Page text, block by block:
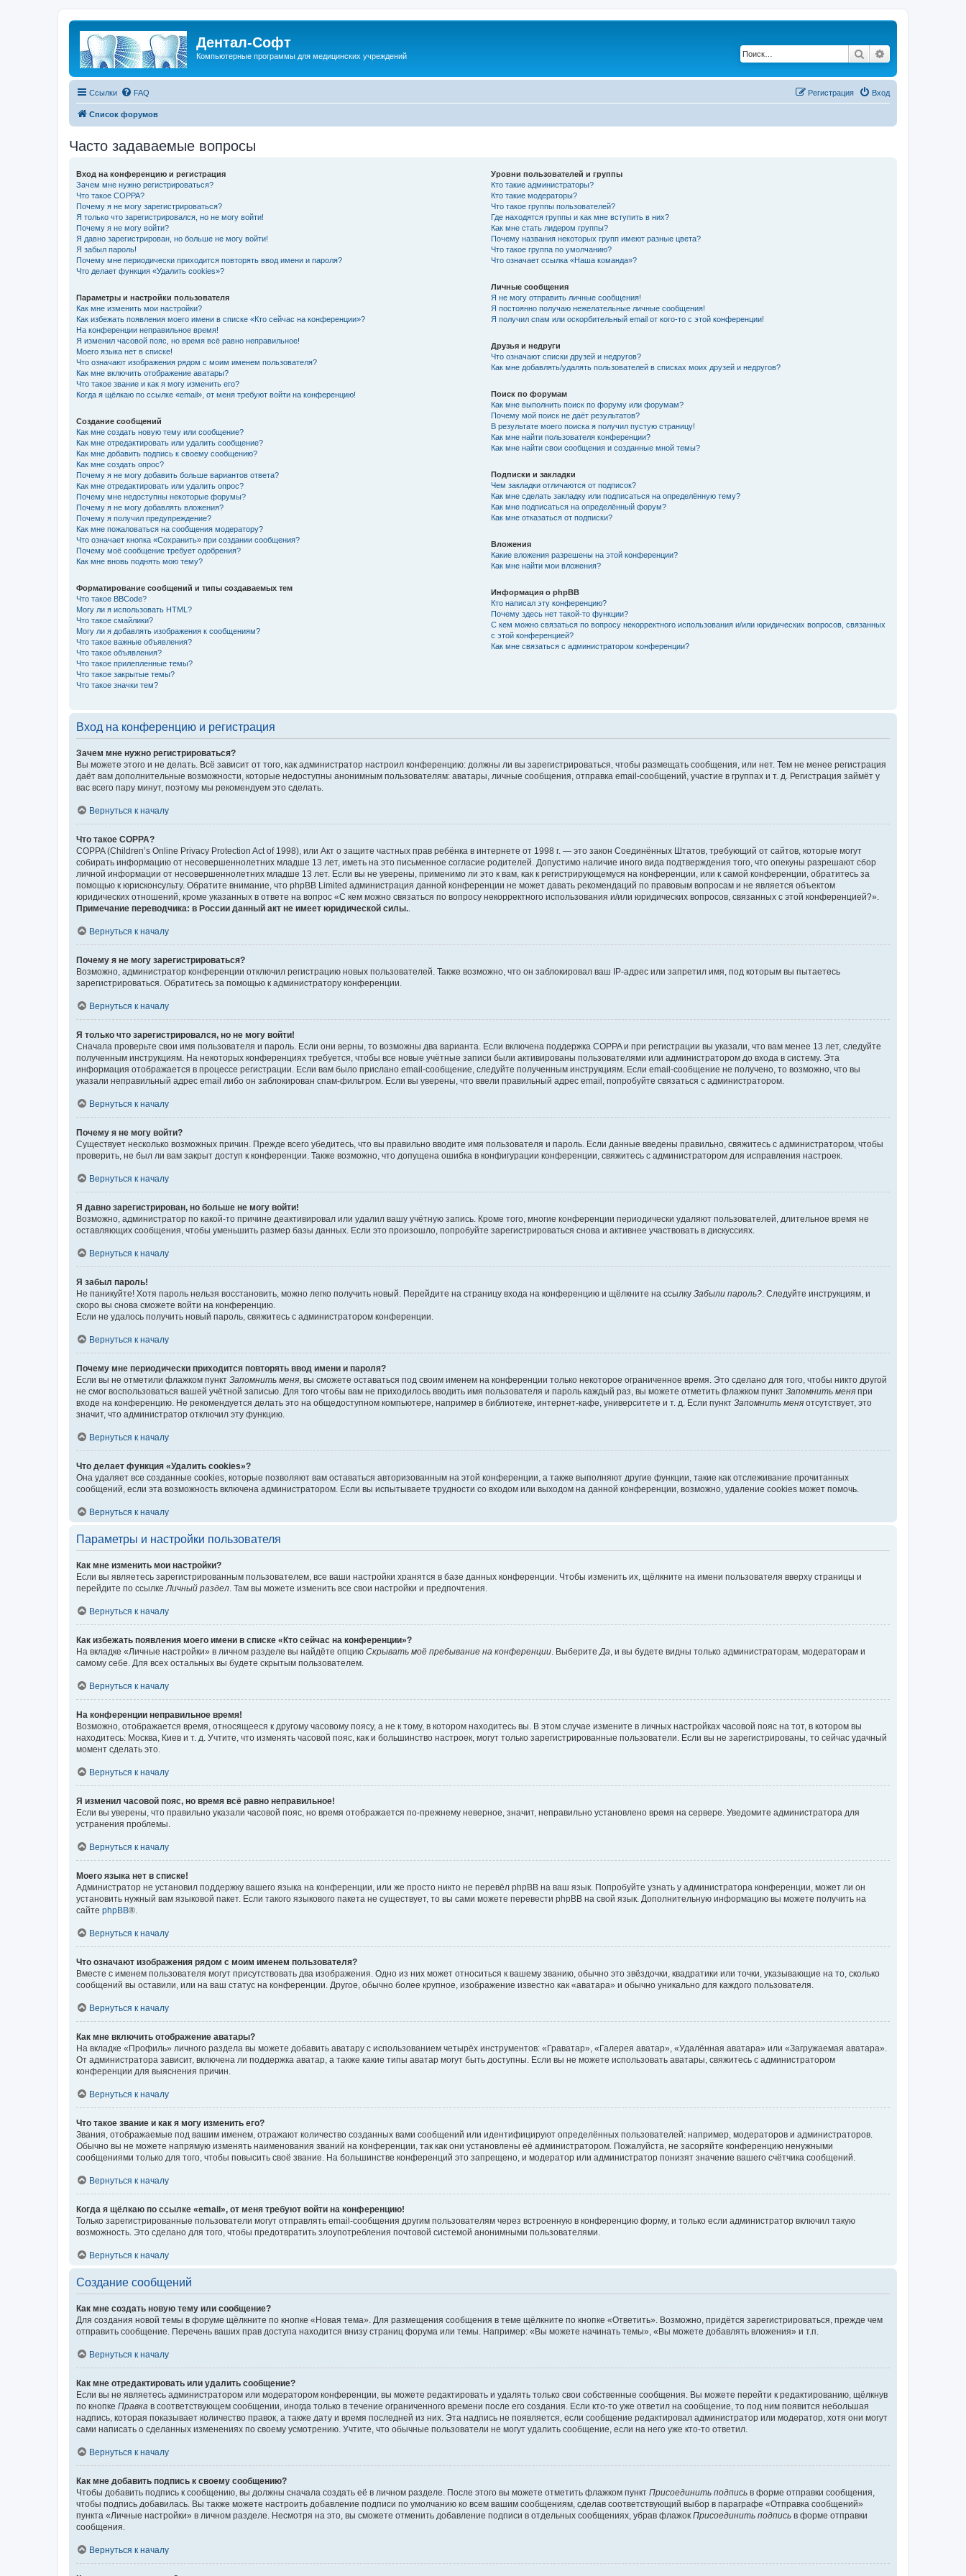
Дентал-Софт
Компьютерные программы для медицинских учреждений Поиск
Ссылки FAQ Вход
Регистрация
Список форумов
Часто задаваемые вопросы
Вход на конференцию и регистрация
Зачем мне нужно регистрироваться?
Что такое COPPA?
Почему я не могу зарегистрироваться?
Я только что зарегистрировался, но не могу войти!
Почему я не могу войти?
Я давно зарегистрирован, но больше не могу войти!
Я забыл пароль!
Почему мне периодически приходится повторять ввод имени и пароля?
Что делает функция «Удалить cookies»?
Параметры и настройки пользователя
Как мне изменить мои настройки?
Как избежать появления моего имени в списке «Кто сейчас на конференции»?
На конференции неправильное время!
Я изменил часовой пояс, но время всё равно неправильное!
Моего языка нет в списке!
Что означают изображения рядом с моим именем пользователя?
Как мне включить отображение аватары?
Что такое звание и как я могу изменить его?
Когда я щёлкаю по ссылке «email», от меня требуют войти на конференцию!
Создание сообщений
Как мне создать новую тему или сообщение?
Как мне отредактировать или удалить сообщение?
Как мне добавить подпись к своему сообщению?
Как мне создать опрос?
Почему я не могу добавить больше вариантов ответа?
Как мне отредактировать или удалить опрос?
Почему мне недоступны некоторые форумы?
Почему я не могу добавлять вложения?
Почему я получил предупреждение?
Как мне пожаловаться на сообщения модератору?
Что означает кнопка «Сохранить» при создании сообщения?
Почему моё сообщение требует одобрения?
Как мне вновь поднять мою тему?
Форматирование сообщений и типы создаваемых тем
Что такое BBCode?
Могу ли я использовать HTML?
Что такое смайлики?
Могу ли я добавлять изображения к сообщениям?
Что такое важные объявления?
Что такое объявления?
Что такое прилепленные темы?
Что такое закрытые темы?
Что такое значки тем?
Уровни пользователей и группы
Кто такие администраторы?
Кто такие модераторы?
Что такое группы пользователей?
Где находятся группы и как мне вступить в них?
Как мне стать лидером группы?
Почему названия некоторых групп имеют разные цвета?
Что такое группа по умолчанию?
Что означает ссылка «Наша команда»?
Личные сообщения
Я не могу отправить личные сообщения!
Я постоянно получаю нежелательные личные сообщения!
Я получил спам или оскорбительный email от кого-то с этой конференции!
Друзья и недруги
Что означают списки друзей и недругов?
Как мне добавлять/удалять пользователей в списках моих друзей и недругов?
Поиск по форумам
Как мне выполнить поиск по форуму или форумам?
Почему мой поиск не даёт результатов?
В результате моего поиска я получил пустую страницу!
Как мне найти пользователя конференции?
Как мне найти свои сообщения и созданные мной темы?
Подписки и закладки
Чем закладки отличаются от подписок?
Как мне сделать закладку или подписаться на определённую тему?
Как мне подписаться на определённый форум?
Как мне отказаться от подписки?
Вложения
Какие вложения разрешены на этой конференции?
Как мне найти мои вложения?
Информация о phpBB
Кто написал эту конференцию?
Почему здесь нет такой-то функции?
С кем можно связаться по вопросу некорректного использования и/или юридических вопросов, связанных
с этой конференцией?
Как мне связаться с администратором конференции?
Вход на конференцию и регистрация
Зачем мне нужно регистрироваться?
Вы можете этого и не делать. Всё зависит от того, как администратор настроил конференцию: должны ли вы зарегистрироваться, чтобы размещать сообщения, или нет. Тем не менее регистрация
даёт вам дополнительные возможности, которые недоступны анонимным пользователям: аватары, личные сообщения, отправка email-сообщений, участие в группах и т. д. Регистрация займёт у
вас всего пару минут, поэтому мы рекомендуем это сделать.
Вернуться к началу
Что такое COPPA?
COPPA (Children’s Online Privacy Protection Act of 1998), или Акт о защите частных прав ребёнка в интернете от 1998 г. — это закон Соединённых Штатов, требующий от сайтов, которые могут
собирать информацию от несовершеннолетних младше 13 лет, иметь на это письменное согласие родителей. Допустимо наличие иного вида подтверждения того, что опекуны разрешают сбор
личной информации от несовершеннолетних младше 13 лет. Если вы не уверены, применимо ли это к вам, как к регистрирующемуся на конференции, или к самой конференции, обратитесь за
помощью к юрисконсульту. Обратите внимание, что phpBB Limited администрация данной конференции не может давать рекомендаций по правовым вопросам и не является объектом
юридических отношений, кроме указанных в ответе на вопрос «С кем можно связаться по вопросу некорректного использования и/или юридических вопросов, связанных с этой конференцией?».
Примечание переводчика: в России данный акт не имеет юридической силы.
Вернуться к началу
Почему я не могу зарегистрироваться?
Возможно, администратор конференции отключил регистрацию новых пользователей. Также возможно, что он заблокировал ваш IP-адрес или запретил имя, под которым вы пытаетесь
зарегистрироваться. Обратитесь за помощью к администратору конференции.
Вернуться к началу
Я только что зарегистрировался, но не могу войти!
Сначала проверьте свои имя пользователя и пароль. Если они верны, то возможны два варианта. Если включена поддержка COPPA и при регистрации вы указали, что вам менее 13 лет, следуйте
полученным инструкциям. На некоторых конференциях требуется, чтобы все новые учётные записи были активированы пользователями или администратором до входа в систему. Эта
информация отображается в процессе регистрации. Если вам было прислано email-сообщение, следуйте полученным инструкциям. Если email-сообщение не получено, то возможно, что вы
указали неправильный адрес email либо он заблокирован спам-фильтром. Если вы уверены, что ввели правильный адрес email, попробуйте связаться с администратором.
Вернуться к началу
Почему я не могу войти?
Существует несколько возможных причин. Прежде всего убедитесь, что вы правильно вводите имя пользователя и пароль. Если данные введены правильно, свяжитесь с администратором, чтобы
проверить, не был ли вам закрыт доступ к конференции. Также возможно, что допущена ошибка в конфигурации конференции, свяжитесь с администратором для исправления настроек.
Вернуться к началу
Я давно зарегистрирован, но больше не могу войти!
Возможно, администратор по какой-то причине деактивировал или удалил вашу учётную запись. Кроме того, многие конференции периодически удаляют пользователей, длительное время не
оставляющих сообщения, чтобы уменьшить размер базы данных. Если это произошло, попробуйте зарегистрироваться снова и активнее участвовать в дискуссиях.
Вернуться к началу
Я забыл пароль!
Не паникуйте! Хотя пароль нельзя восстановить, можно легко получить новый. Перейдите на страницу входа на конференцию и щёлкните на ссылку Забыли пароль? . Следуйте инструкциям, и
скоро вы снова сможете войти на конференцию.
Если не удалось получить новый пароль, свяжитесь с администратором конференции.
Вернуться к началу
Почему мне периодически приходится повторять ввод имени и пароля?
Если вы не отметили флажком пункт Запомнить меня , вы сможете оставаться под своим именем на конференции только некоторое ограниченное время. Это сделано для того, чтобы никто другой
не смог воспользоваться вашей учётной записью. Для того чтобы вам не приходилось вводить имя пользователя и пароль каждый раз, вы можете отметить флажком пункт Запомнить меня при
входе на конференцию. Не рекомендуется делать это на общедоступном компьютере, например в библиотеке, интернет-кафе, университете и т. д. Если пункт Запомнить меня отсутствует, это
значит, что администратор отключил эту функцию.
Вернуться к началу
Что делает функция «Удалить cookies»?
Она удаляет все созданные cookies, которые позволяют вам оставаться авторизованным на этой конференции, а также выполняют другие функции, такие как отслеживание прочитанных
сообщений, если эта возможность включена администратором. Если вы испытываете трудности со входом или выходом на данной конференции, возможно, удаление cookies может помочь.
Вернуться к началу
Параметры и настройки пользователя
Как мне изменить мои настройки?
Если вы являетесь зарегистрированным пользователем, все ваши настройки хранятся в базе данных конференции. Чтобы изменить их, щёлкните на имени пользователя вверху страницы и
перейдите по ссылке Личный раздел . Там вы можете изменить все свои настройки и предпочтения.
Вернуться к началу
Как избежать появления моего имени в списке «Кто сейчас на конференции»?
На вкладке «Личные настройки» в личном разделе вы найдёте опцию Скрывать моё пребывание на конференции . Выберите Да , и вы будете видны только администраторам, модераторам и
самому себе. Для всех остальных вы будете скрытым пользователем.
Вернуться к началу
На конференции неправильное время!
Возможно, отображается время, относящееся к другому часовому поясу, а не к тому, в котором находитесь вы. В этом случае измените в личных настройках часовой пояс на тот, в котором вы
находитесь: Москва, Киев и т. д. Учтите, что изменять часовой пояс, как и большинство настроек, могут только зарегистрированные пользователи. Если вы не зарегистрированы, то сейчас удачный
момент сделать это.
Вернуться к началу
Я изменил часовой пояс, но время всё равно неправильное!
Если вы уверены, что правильно указали часовой пояс, но время отображается по-прежнему неверное, значит, неправильно установлено время на сервере. Уведомите администратора для
устранения проблемы.
Вернуться к началу
Моего языка нет в списке!
Администратор не установил поддержку вашего языка на конференции, или же просто никто не перевёл phpBB на ваш язык. Попробуйте узнать у администратора конференции, может ли он
установить нужный вам языковой пакет. Если такого языкового пакета не существует, то вы сами можете перевести phpBB на свой язык. Дополнительную информацию вы можете получить на
сайте phpBB®.
Вернуться к началу
Что означают изображения рядом с моим именем пользователя?
Вместе с именем пользователя могут присутствовать два изображения. Одно из них может относиться к вашему званию, обычно это звёздочки, квадратики или точки, указывающие на то, сколько
сообщений вы оставили, или на ваш статус на конференции. Другое, обычно более крупное, изображение известно как «аватара» и обычно уникально для каждого пользователя.
Вернуться к началу
Как мне включить отображение аватары?
На вкладке «Профиль» личного раздела вы можете добавить аватару с использованием четырёх инструментов: «Граватар», «Галерея аватар», «Удалённая аватара» или «Загружаемая аватара».
От администратора зависит, включена ли поддержка аватар, а также какие типы аватар могут быть доступны. Если вы не можете использовать аватары, свяжитесь с администратором
конференции для выяснения причин.
Вернуться к началу
Что такое звание и как я могу изменить его?
Звания, отображаемые под вашим именем, отражают количество созданных вами сообщений или идентифицируют определённых пользователей: например, модераторов и администраторов.
Обычно вы не можете напрямую изменять наименования званий на конференции, так как они установлены её администратором. Пожалуйста, не засоряйте конференцию ненужными
сообщениями только для того, чтобы повысить своё звание. На большинстве конференций это запрещено, и модератор или администратор понизят значение вашего счётчика сообщений.
Вернуться к началу
Когда я щёлкаю по ссылке «email», от меня требуют войти на конференцию!
Только зарегистрированные пользователи могут отправлять email-сообщения другим пользователям через встроенную в конференцию форму, и только если администратор включил такую
возможность. Это сделано для того, чтобы предотвратить злоупотребления почтовой системой анонимными пользователями.
Вернуться к началу
Создание сообщений
Как мне создать новую тему или сообщение?
Для создания новой темы в форуме щёлкните по кнопке «Новая тема». Для размещения сообщения в теме щёлкните по кнопке «Ответить». Возможно, придётся зарегистрироваться, прежде чем
отправить сообщение. Перечень ваших прав доступа находится внизу страниц форума или темы. Например: «Вы можете начинать темы», «Вы можете добавлять вложения» и т.п.
Вернуться к началу
Как мне отредактировать или удалить сообщение?
Если вы не являетесь администратором или модератором конференции, вы можете редактировать и удалять только свои собственные сообщения. Вы можете перейти к редактированию, щёлкнув
по кнопке Правка в соответствующем сообщении, иногда только в течение ограниченного времени после его создания. Если кто-то уже ответил на сообщение, то под ним появится небольшая
надпись, которая показывает количество правок, а также дату и время последней из них. Эта надпись не появляется, если сообщение редактировал администратор или модератор, хотя они могут
сами написать о сделанных изменениях по своему усмотрению. Учтите, что обычные пользователи не могут удалить сообщение, если на него уже кто-то ответил.
Вернуться к началу
Как мне добавить подпись к своему сообщению?
Чтобы добавить подпись к сообщению, вы должны сначала создать её в личном разделе. После этого вы можете отметить флажком пункт Присоединить подпись в форме отправки сообщения,
чтобы подпись добавилась. Вы также можете настроить добавление подписи по умолчанию ко всем вашим сообщениям, сделав соответствующий выбор в параграфе «Отправка сообщений»
пункта «Личные настройки» в личном разделе. Несмотря на это, вы сможете отменить добавление подписи в отдельных сообщениях, убрав флажок Присоединить подпись в форме отправки
сообщения.
Вернуться к началу